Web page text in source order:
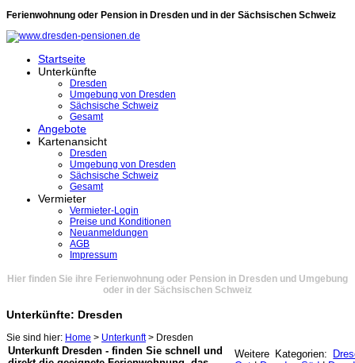
Ferienwohnung oder Pension in Dresden und in der Sächsischen Schweiz
Startseite
Unterkünfte
Dresden
Umgebung von Dresden
Sächsische Schweiz
Gesamt
Angebote
Kartenansicht
Dresden
Umgebung von Dresden
Sächsische Schweiz
Gesamt
Vermieter
Vermieter-Login
Preise und Konditionen
Neuanmeldungen
AGB
Impressum
Hier finden Sie ihre Ferienwohnung oder Pension in Dresden und Umgebung
oder in der Sächsischen Schweiz
Unterkünfte: Dresden
Sie sind hier: Home > Unterkunft> Dresden
Unterkunft Dresden - finden Sie schnell und
Weitere Kategorien: